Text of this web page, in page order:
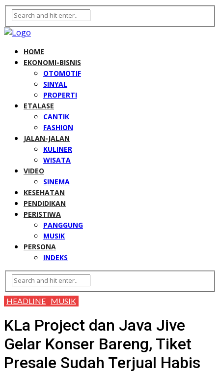
HOME
EKONOMI-BISNIS
OTOMOTIF
SINYAL
PROPERTI
ETALASE
CANTIK
FASHION
JALAN-JALAN
KULINER
WISATA
VIDEO
SINEMA
KESEHATAN
PENDIDIKAN
PERISTIWA
PANGGUNG
MUSIK
PERSONA
INDEKS
HEADLINE MUSIK
KLa Project dan Java Jive
Gelar Konser Bareng, Tiket
Presale Sudah Terjual Habis